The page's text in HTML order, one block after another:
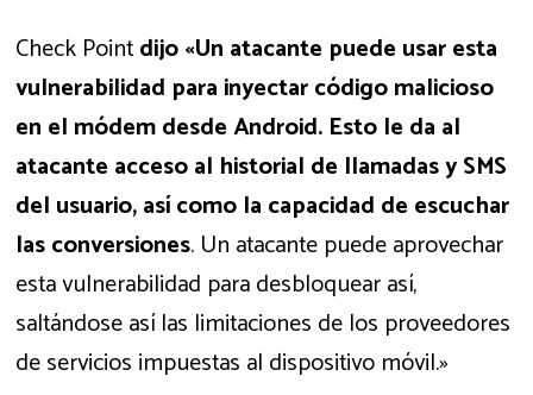
Check Pointdijo «Un atacante puede usar esta
vulnerabilidad para inyectar código malicioso
en el módem desde Android. Esto le da al
atacante acceso al historial de llamadas y SMS
del usuario, así como la capacidad de escuchar
las conversiones. Un atacante puede aprovechar
esta vulnerabilidad para desbloquear así,
saltándose así las limitaciones de los proveedores
de servicios impuestas al dispositivo móvil.»